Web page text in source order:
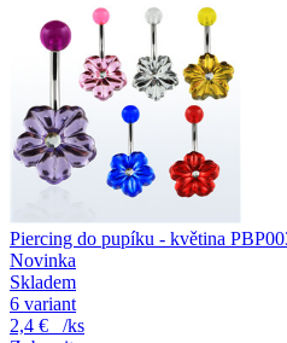
Piercing do pupíku - květina
Novinka
Skladem
6 variant
2,4 €
/ks